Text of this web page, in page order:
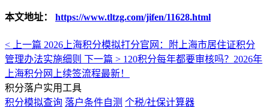
本文地址： https://www.tltzg.com/jifen/11628.html
< 上一篇 2026上海积分模拟打分官网：附上海市居住证积分
管理办法实施细则 下一篇 > 120积分每年都要审核吗？2026年
上海积分网上续签流程最新！
积分落户实用工具
积分模拟查询 落户条件自测 个税/社保计算器